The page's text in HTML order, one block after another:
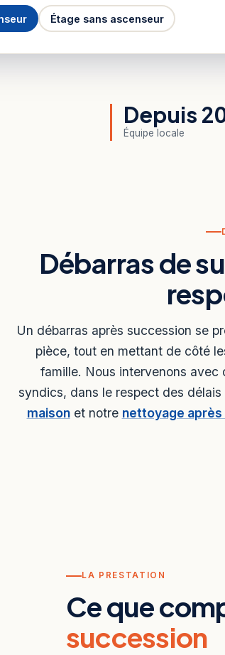
Étage sans ascenseur
Depuis
Équipe locale
Débarras de
Un débarras après succession se
pièce, tout en mettant de côté
famille. Nous intervenons avec
syndics, dans le respect des
maisonet notre nettoyage après
LA PRESTATION
Ce que
succession